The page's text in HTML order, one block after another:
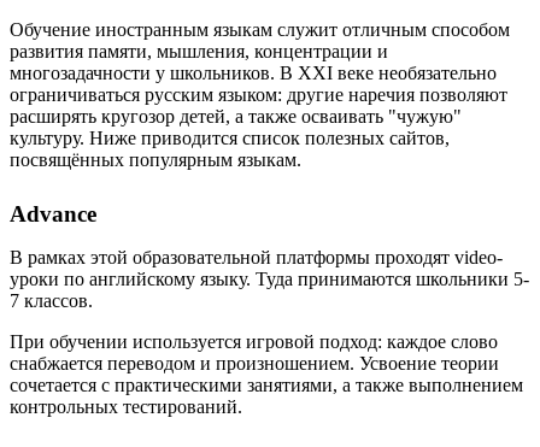
Обучение иностранным языкам служит отличным способом
развития памяти, мышления, концентрации и
многозадачности у школьников. В XXI веке необязательно
ограничиваться русским языком: другие наречия позволяют
расширять кругозор детей, а также осваивать "чужую"
культуру. Ниже приводится список полезных сайтов,
посвящённых популярным языкам.
Advance
В рамках этой образовательной платформы проходят video-
уроки по английскому языку. Туда принимаются школьники 5-
7 классов.
При обучении используется игровой подход: каждое слово
снабжается переводом и произношением. Усвоение теории
сочетается с практическими занятиями, а также выполнением
контрольных тестирований.